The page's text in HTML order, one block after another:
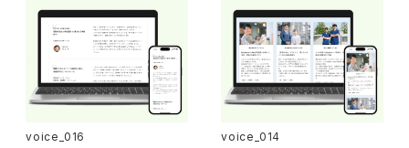
voice_016 voice_014